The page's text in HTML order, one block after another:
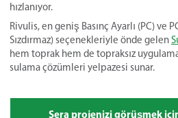
hızlanıyor.
Rivulis, en geniş Basınç Ayarlı (PC) ve
Sızdırmaz) seçenekleriyle önde gelen
hem toprak hem de topraksız
sulama çözümleri yelpazesi sunar.
Sera projenizi görüşmek